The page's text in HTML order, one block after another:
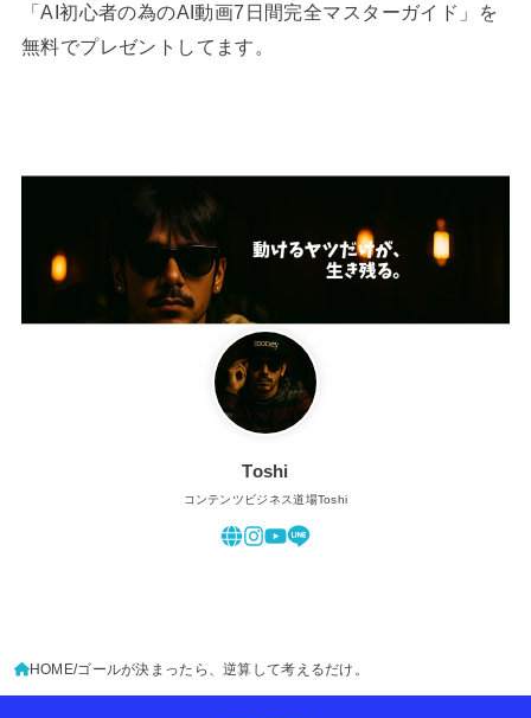
「AI初心者の為のAI動画7日間完全マスターガイド」を
無料でプレゼントしてます。
Toshi
コンテンツビジネス道場Toshi
HOME ゴールが決まったら、逆算して考えるだけ。